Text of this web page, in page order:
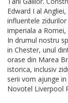
Edward I al
influentele
imperiala a
In drumul nostru
in Chester, unul
orase din Marea
istorica, inclusiv
serii vom ajunge
Novotel Liverpool